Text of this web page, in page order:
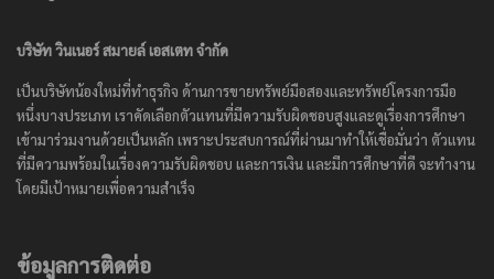
บริษัท วินเนอร์ สมายล์ เอสเตท จำกัด
เป็นบริษัทน้องใหม่ที่ทำธุรกิจ ด้านการขายทรัพย์มือสองและทรัพย์โครงการมือ
หนึ่งบางประเภท เราคัดเลือกตัวแทนที่มีความรับผิดชอบสูงและดูเรื่องการศึกษา
เข้ามาร่วมงานด้วยเป็นหลัก เพราะประสบการณ์ที่ผ่านมาทำให้เชื่อมั่นว่า ตัวแทน
ที่มีความพร้อมในเรื่องความรับผิดชอบ และการเงิน และมีการศึกษาที่ดี จะทำงาน
โดยมีเป้าหมายเพื่อความสำเร็จ
ข้อมูลการติดต่อ